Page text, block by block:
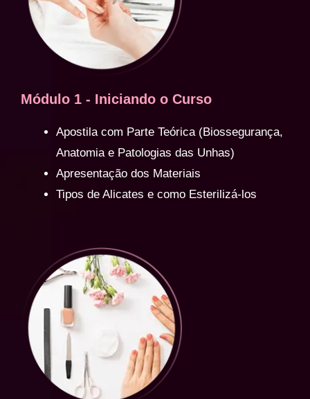
Módulo 1 - Iniciando o Curso
Apostila com Parte Teórica (Biossegurança,
Anatomia e Patologias das Unhas)
Apresentação dos Materiais
Tipos de Alicates e como Esterilizá-los